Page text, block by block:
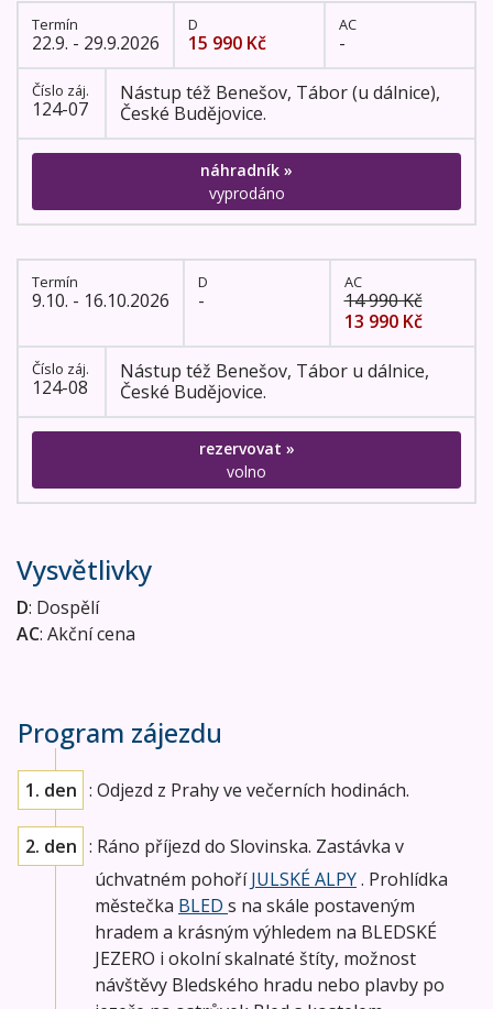
Číslo záj.
124-07
Termín
22.9. - 29.9.2026
D
15 990 Kč
AC
-
Nástup též Benešov, Tábor (u dálnice),
České Budějovice.
náhradník »
vyprodáno
Číslo záj.
124-08
Termín
9.10. - 16.10.2026
D
-
AC
14 990 Kč
13 990 Kč
Nástup též Benešov, Tábor u dálnice,
České Budějovice.
rezervovat »
volno
Vysvětlivky
D: Dospělí
AC: Akční cena
Program zájezdu
1. den : Odjezd z Prahy ve večerních hodinách.
2. den : Ráno příjezd do Slovinska. Zastávka v
úchvatném pohoříJULSKÉ ALPY. Prohlídka
městečka BLED s na skále postaveným
hradem a krásným výhledem na BLEDSKÉ
JEZERO i okolní skalnaté štíty, možnost
návštěvy Bledského hradu nebo plavby po